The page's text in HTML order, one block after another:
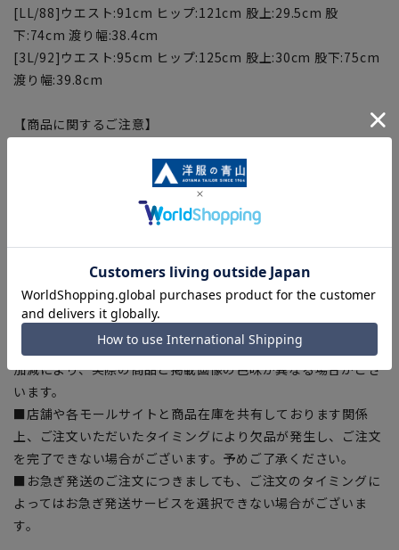
[LL/88]ウエスト:91cm ヒップ:121cm 股上:29.5cm 股
下:74cm 渡り幅:38.4cm
[3L/92]ウエスト:95cm ヒップ:125cm 股上:30cm 股下:75cm
渡り幅:39.8cm
【商品に関するご注意】
ある場合がございますので、予めご了承ください。
■ゆとり感には個人差があります。サイズ表を確認の上、ご購
入の目安としてご利用ください。
■サイズスペックは仕上がりサイズを記載しております。一
部、商品現物におすすめサイズ(ヌードサイズ)を記載している
商品もございます。
■ブラウザやお使いのモニター環境、また撮影時の室内外の光
加減により、実際の商品と掲載画像の色味が異なる場合がござ
います。
■店舗や各モールサイトと商品在庫を共有しております関係
上、ご注文いただいたタイミングにより欠品が発生し、ご注文
を完了できない場合がございます。予めご了承ください。
■お急ぎ発送のご注文につきましても、ご注文のタイミングに
よってはお急ぎ発送サービスを選択できない場合がございま
す。